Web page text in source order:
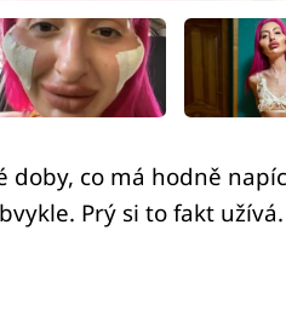
doby, co má hodně
Prý si to fakt užívá.